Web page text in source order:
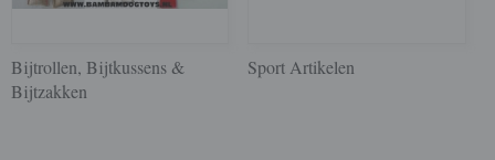
Bijtrollen, Bijtkussens &
Bijtzakken
Sport Artikelen